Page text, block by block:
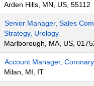
Arden Hills, MN, US, 55112
Senior Manager, Sales
Strategy, Urology
Marlborough, MA, US,
Account Manager,
Milan, MI, IT